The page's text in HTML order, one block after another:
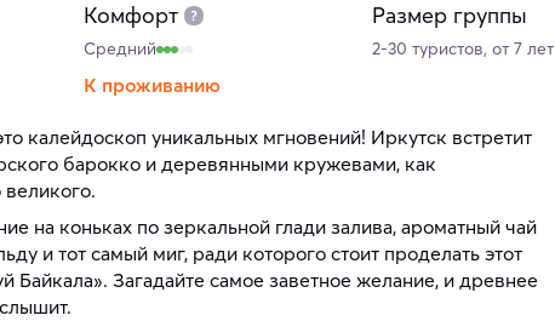
Комфорт
Средний
К проживанию
Размер группы
2-30 туристов, от 7 лет
калейдоскоп уникальных мгновений! Иркутск встретит
барокко и деревянными кружевами, как
на коньках по зеркальной глади залива, ароматный чай
и тот самый миг, ради которого стоит проделать этот
Байкала». Загадайте самое заветное желание, и древнее